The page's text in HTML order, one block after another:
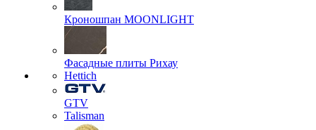
Кроношпан MOONLIGHT
Фасадные плиты Рихау
Hettich
GTV
Talisman